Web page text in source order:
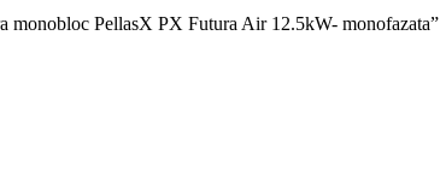
monobloc PellasX PX Futura Air 12.5kW- monofazata”